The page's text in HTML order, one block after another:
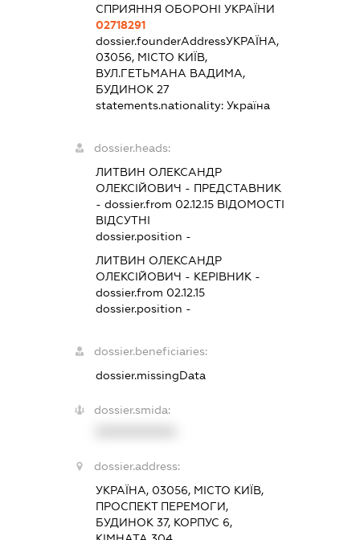
СПРИЯННЯ ОБОРОНІ УКРАЇНИ
02718291
dossier.founderAddressУКРАЇНА,
03056, МІСТО КИЇВ,
ВУЛ.ГЕТЬМАНА ВАДИМА,
БУДИНОК 27
statements.nationality:Україна
dossier.heads:
ЛИТВИН ОЛЕКСАНДР
ОЛЕКСІЙОВИЧ - ПРЕДСТАВНИК
- dossier.from 02.12.15 ВІДОМОСТІ
ВІДСУТНІ
dossier.position -
ЛИТВИН ОЛЕКСАНДР
ОЛЕКСІЙОВИЧ - КЕРІВНИК -
dossier.from 02.12.15
dossier.position -
dossier.beneficiaries:
dossier.missingData
dossier.smida:
dossier.address:
УКРАЇНА, 03056, МІСТО КИЇВ,
ПРОСПЕКТ ПЕРЕМОГИ,
БУДИНОК 37, КОРПУС 6,